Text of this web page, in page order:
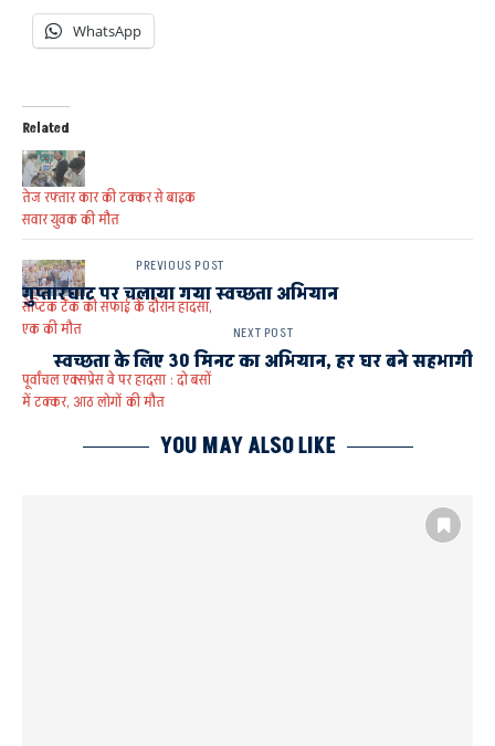
WhatsApp
Related
तेज रफ्तार कार की टक्कर से बाइक
सवार युवक की मौत
सेप्टिक टैंक की सफाई के दौरान हादसा,
एक की मौत
पूर्वांचल एक्सप्रेस वे पर हादसा : दो बसों
में टक्कर, आठ लोगों की मौत
दो गंभीर मेडिकल कॉलेज रेफर
PREVIOUS POST
गुप्तारघाट पर चलाया गया स्वच्छता अभियान
NEXT POST
स्वच्छता के लिए 30 मिनट का अभियान, हर घर बने सहभागी
YOU MAY ALSO LIKE